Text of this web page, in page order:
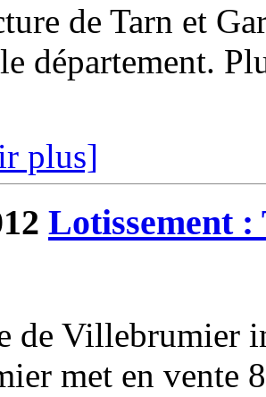
de Tarn et
département.
plus]
Lotissement
de Villebrumier
met en vente